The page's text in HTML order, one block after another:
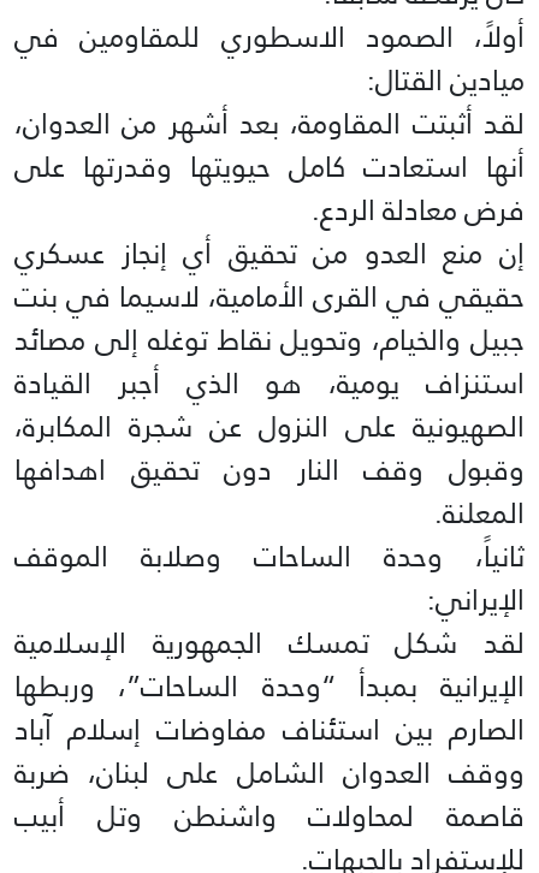
أولاً، الصمود الاسطوري للمقاومين في
ميادين القتال:
لقد أثبتت المقاومة، بعد أشهر من العدوان،
أنها استعادت كامل حيويتها وقدرتها على
فرض معادلة الردع.
إن منع العدو من تحقيق أي إنجاز عسكري
حقيقي في القرى الأمامية، لاسيما في بنت
جبيل والخيام، وتحويل نقاط توغله إلى مصائد
استنزاف يومية، هو الذي أجبر القيادة
الصهيونية على النزول عن شجرة المكابرة،
وقبول وقف النار دون تحقيق اهدافها
المعلنة.
ثانياً، وحدة الساحات وصلابة الموقف
الإيراني:
لقد شكل تمسك الجمهورية الإسلامية
الإيرانية بمبدأ “وحدة الساحات”، وربطها
الصارم بين استئناف مفاوضات إسلام آباد
ووقف العدوان الشامل على لبنان، ضربة
قاصمة لمحاولات واشنطن وتل أبيب
للإستفراد بالجبهات.